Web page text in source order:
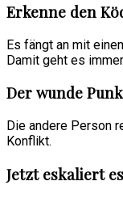
Erkenne den
Es fängt an mit
Damit geht es
Der wunde
Die andere Person
Konflikt.
Jetzt eskaliert es